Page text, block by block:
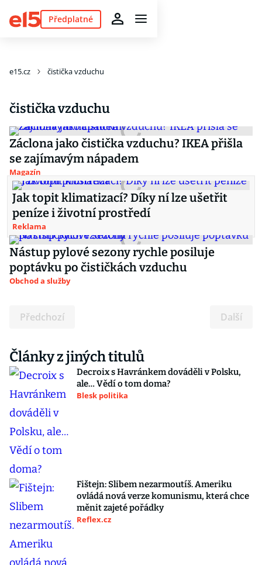
Předplatné
e15.cz čistička vzduchu
čistička vzduchu
Záclona jako čistička vzduchu? IKEA přišla
se zajímavým nápadem
Magazín
Jak topit klimatizací? Díky ní lze ušetřit
peníze i životní prostředí
Reklama
Nástup pylové sezony rychle posiluje
poptávku po čističkách vzduchu
Obchod a služby
Předchozí Další
Články z jiných titulů
Decroix s Havránkem dováděli v Polsku,
ale… Vědí o tom doma?
Blesk politika
Fištejn: Slibem nezarmoutíš. Ameriku
ovládá nová verze komunismu, která chce
měnit zajeté pořádky
Reflex.cz